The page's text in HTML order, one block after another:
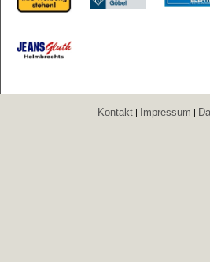
Kontakt| Impressum